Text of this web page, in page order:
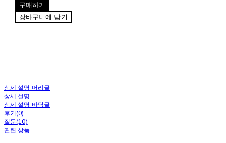
구매하기
장바구니에 담기
상세 설명 머리글
상세 설명
상세 설명 바닥글
후기(0)
질문(10)
관련 상품